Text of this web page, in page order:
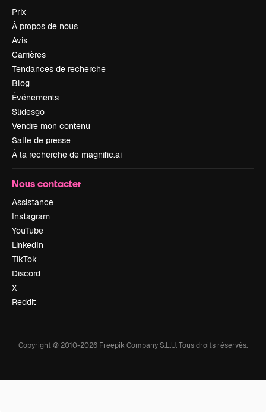
Prix
À propos de nous
Avis
Carrières
Tendances de recherche
Blog
Événements
Slidesgo
Vendre mon contenu
Salle de presse
À la recherche de magnific.ai
Nous contacter
Assistance
Instagram
YouTube
LinkedIn
TikTok
Discord
X
Reddit
Copyright © 2010-2026 Freepik Company S.L.U.Tous droits réservés.